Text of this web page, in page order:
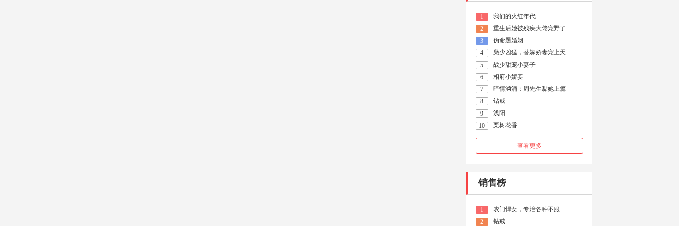
1
我们的火红年代
2
重生后她被残疾大佬宠野了
3
伪命题婚姻
4
枭少凶猛，替嫁娇妻宠上天
5
战少甜宠小妻子
6
相府小娇妾
7
暗情汹涌：周先生黏她上瘾
8
钻戒
9
浅阳
10
栗树花香
查看更多
销售榜
1
农门悍女，专治各种不服
2
钻戒